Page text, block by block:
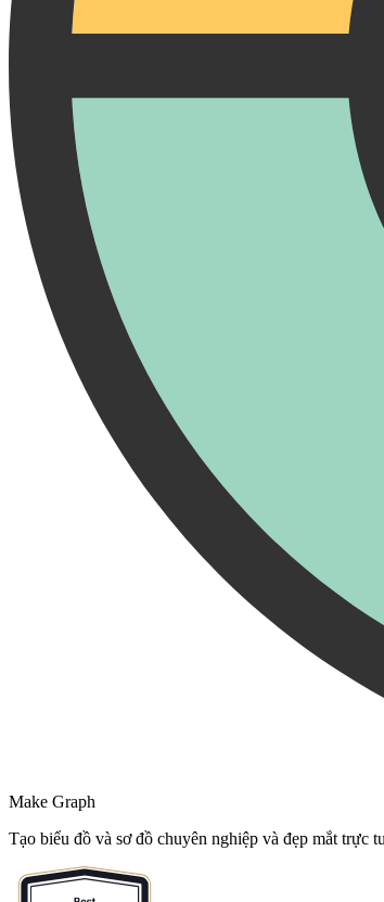
Make Graph
Tạo biểu đồ và sơ đồ chuyên nghiệp và đẹp mắt trực